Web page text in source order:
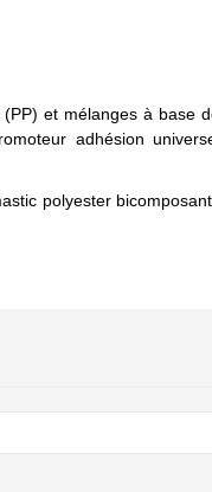
et mélanges à base
adhésion
polyester